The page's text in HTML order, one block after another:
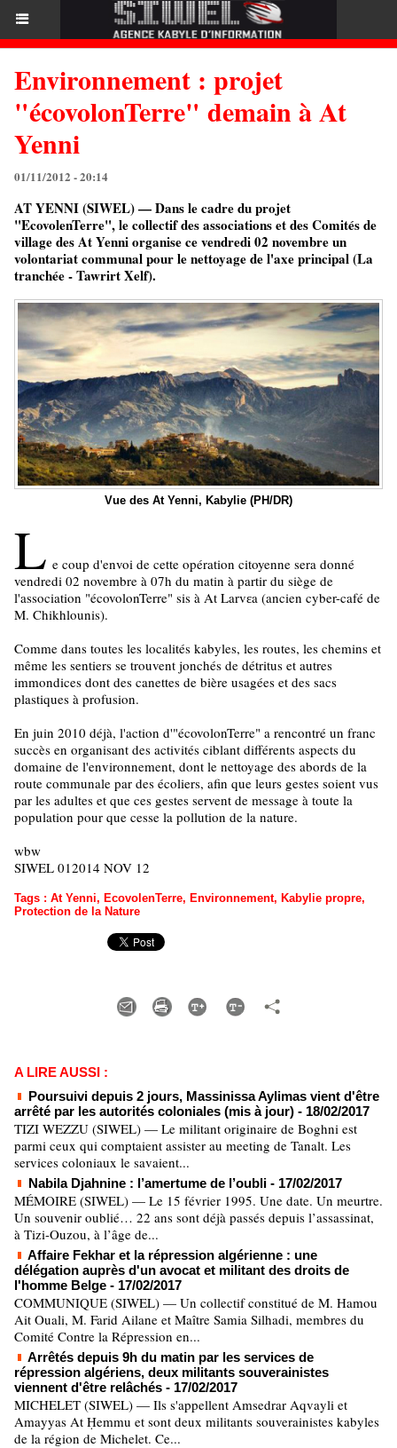
Environnement : projet
"écovolonTerre" demain à At
Yenni
01/11/2012 - 20:14
AT YENNI (SIWEL) — Dans le cadre du projet
"EcovolenTerre", le collectif des associations et des Comités de
village des At Yenni organise ce vendredi 02 novembre un
volontariat communal pour le nettoyage de l'axe principal (La
tranchée - Tawrirt Xelf).
Vue des At Yenni, Kabylie (PH/DR)
L e coup d'envoi de cette opération citoyenne sera donné
vendredi 02 novembre à 07h du matin à partir du siège de
l'association "écovolonTerre" sis à At Larvɛa (ancien cyber-café de
M. Chikhlounis).
Comme dans toutes les localités kabyles, les routes, les chemins et
même les sentiers se trouvent jonchés de détritus et autres
immondices dont des canettes de bière usagées et des sacs
plastiques à profusion.
En juin 2010 déjà, l'action d'"écovolonTerre" a rencontré un franc
succès en organisant des activités ciblant différents aspects du
domaine de l'environnement, dont le nettoyage des abords de la
route communale par des écoliers, afin que leurs gestes soient vus
par les adultes et que ces gestes servent de message à toute la
population pour que cesse la pollution de la nature.
wbw
SIWEL 012014 NOV 12
Tags : At Yenni, EcovolenTerre, Environnement, Kabylie propre,
Protection de la Nature
A LIRE AUSSI :
Poursuivi depuis 2 jours, Massinissa Aylimas vient d'être
arrêté par les autorités coloniales (mis à jour) - 18/02/2017
TIZI WEZZU (SIWEL) — Le militant originaire de Boghni est
parmi ceux qui comptaient assister au meeting de Tanalt. Les
services coloniaux le savaient...
Nabila Djahnine : l’amertume de l’oubli - 17/02/2017
MÉMOIRE (SIWEL) — Le 15 février 1995. Une date. Un meurtre.
Un souvenir oublié… 22 ans sont déjà passés depuis l’assassinat,
à Tizi-Ouzou, à l’âge de...
Affaire Fekhar et la répression algérienne : une
délégation auprès d'un avocat et militant des droits de
l'homme Belge - 17/02/2017
COMMUNIQUE (SIWEL) — Un collectif constitué de M. Hamou
Ait Ouali, M. Farid Ailane et Maître Samia Silhadi, membres du
Comité Contre la Répression en...
Arrêtés depuis 9h du matin par les services de
répression algériens, deux militants souverainistes
viennent d'être relâchés - 17/02/2017
MICHELET (SIWEL) — Ils s'appellent Amsedrar Aqvayli et
Amayyas At Ḥemmu et sont deux militants souverainistes kabyles
de la région de Michelet. Ce...